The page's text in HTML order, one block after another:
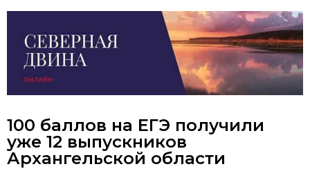
100 баллов на ЕГЭ получили
уже 12 выпускников
Архангельской области